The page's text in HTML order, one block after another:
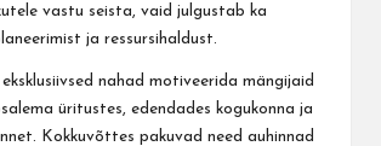
vastu seista, vaid julgustab ka
ja ressursihaldust.
nahad motiveerida mängijaid
üritustes, edendades kogukonna ja
Kokkuvõttes pakuvad need auhinnad